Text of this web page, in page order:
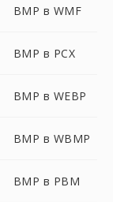
BMP в WMF
BMP в PCX
BMP в WEBP
BMP в WBMP
BMP в PBM